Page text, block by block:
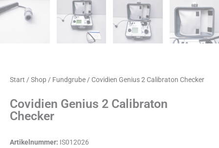
Start / Shop / Fundgrube / Covidien Genius 2 Calibraton Checker
Covidien Genius 2 Calibraton
Checker
Artikelnummer: IS012026